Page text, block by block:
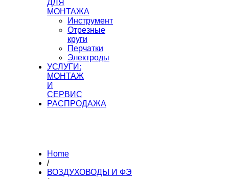
ДЛЯ
МОНТАЖА
Инструмент
Отрезные
круги
Перчатки
Электроды
УСЛУГИ:
МОНТАЖ
И
СЕРВИС
РАСПРОДАЖА
Home
/
ВОЗДУХОВОДЫ И ФЭ